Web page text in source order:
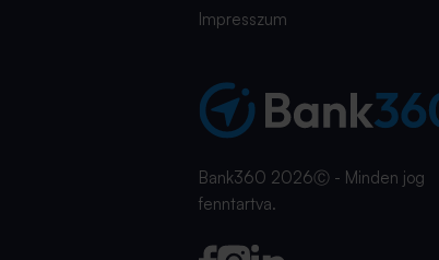
Impresszum
Bank360 2026Ⓒ - Minden jog
fenntartva.